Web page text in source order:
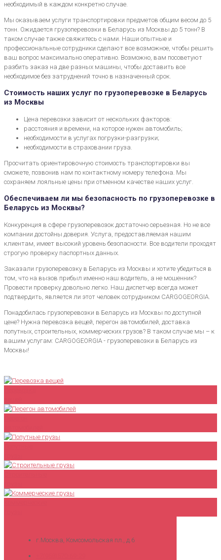
необходимый в каждом конкретно случае.
Мы оказываем услуги транспортировки предметов общим весом до 5
тонн. Ожидается грузоперевозки в Беларусь из Москвы до 5 тонн? В
таком случае также свяжитесь с нами. Наши опытные и
профессиональные сотрудники сделают все возможное, чтобы решить
ваш вопрос максимально оперативно. Возможно, вам посоветуют
разбить заказ на две разных машины, чтобы доставить все
необходимое без затруднений точно в назначенный срок.
Стоимость наших услуг по грузоперевозке в Беларусь
из Москвы
Цена перевозки зависит от нескольких факторов:
расстояния и времени, на которое нужен автомобиль;
необходимости в услугах погрузки-разгрузки;
необходимости в страховании груза.
Просчитать ориентировочную стоимость транспортировки вы
сможете, позвонив нам по контактному номеру телефона. Мы
сохраняем лояльные цены при отменном качестве наших услуг.
Обеспечиваем ли мы безопасность по грузоперевозке в
Беларусь из Москвы?
Конкуренция в сфере грузоперевозок достаточно серьезная. Но не все
компании достойны доверия. Услуга, предоставляемая нашим
клиентам, имеет высокий уровень безопасности. Все водители проходят
строгую проверку паспортных данных.
Заказали грузоперевозку в Беларусь из Москвы и хотите убедиться в
том, что на вызов прибыл именно наш водитель, а не мошенник?
Провести проверку довольно легко. Наш диспетчер всегда может
подтвердить, является ли этот человек сотрудником CARGOGEORGIA.
Понадобилась грузоперевозки в Беларусь из Москвы по доступной
цене? Нужна перевозка вещей, перегон автомобилей, доставка
попутных, строительных, коммерческих грузов? В таком случае мы – к
вашим услугам: CARGOGEORGIA - грузоперевозки в Беларусь из
Москвы!
г.Москва, Комсомольская пл., д.6